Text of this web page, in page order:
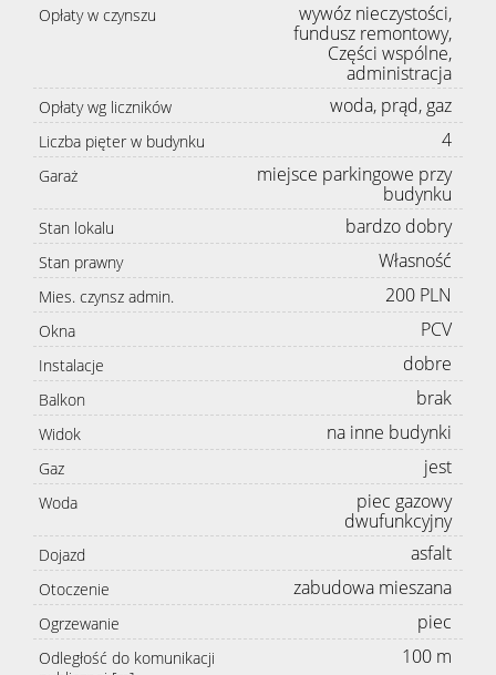
Opłaty w czynszu
wywóz nieczystości,
fundusz remontowy,
Części wspólne,
administracja
Opłaty wg liczników woda, prąd, gaz
Liczba pięter w budynku 4
Garaż
miejsce parkingowe przy
budynku
Stan lokalu bardzo dobry
Stan prawny Własność
Mies. czynsz admin. 200 PLN
Okna PCV
Instalacje dobre
Balkon brak
Widok na inne budynki
Gaz jest
Woda
piec gazowy
dwufunkcyjny
Dojazd asfalt
Otoczenie zabudowa mieszana
Ogrzewanie piec
Odległość do komunikacji
100 m